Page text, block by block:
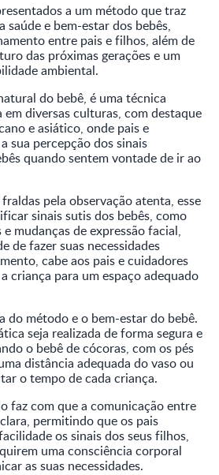
a um método que traz
saúde e bem-estar dos bebês,
entre pais e filhos, além de
das próximas gerações e um
ambiental.
do bebê, é uma técnica
diversas culturas, com destaque
e asiático, onde pais e
sua percepção dos sinais
quando sentem vontade de ir ao
pela observação atenta, esse
sinais sutis dos bebês, como
mudanças de expressão facial,
de fazer suas necessidades
cabe aos pais e cuidadores
criança para um espaço adequado
do método e o bem-estar do bebê.
seja realizada de forma segura e
o bebê de cócoras, com os pés
distância adequada do vaso ou
o tempo de cada criança.
faz com que a comunicação entre
permitindo que os pais
os sinais dos seus filhos,
uma consciência corporal
as suas necessidades.